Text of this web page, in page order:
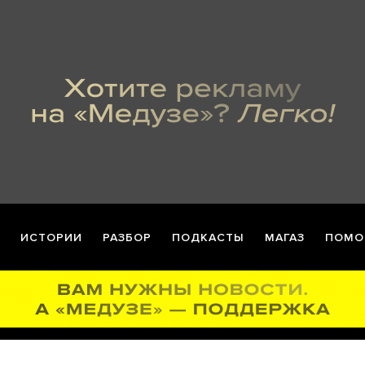
ИСТОРИИ РАЗБОР ПОДКАСТЫ МАГАЗ